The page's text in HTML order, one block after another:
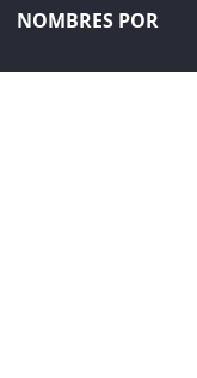
NOMBRES POR